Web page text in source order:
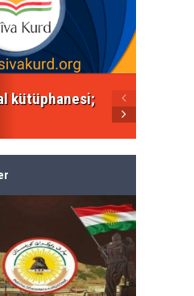
10.Fırat
kütüphanesi;